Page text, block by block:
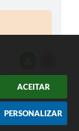
ACEITAR
PERSONALIZAR
S
T